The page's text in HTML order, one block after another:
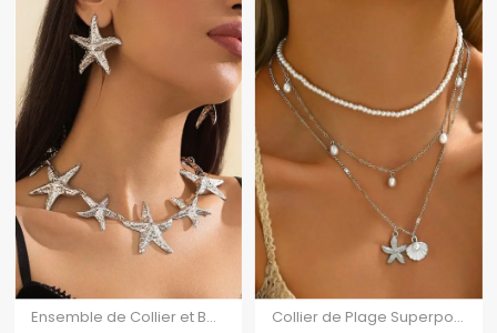
Ensemble de Collier et Boucles D'Oreilles de Vacances Style Plage Accessoires de Vacances pour Femme Collier de Plage Superposé Coquille Etoile de Mer en Fausse Perle 3 Pièces